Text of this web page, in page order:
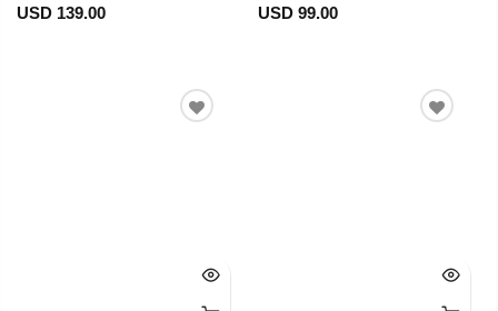
USD 139.00 USD 99.00